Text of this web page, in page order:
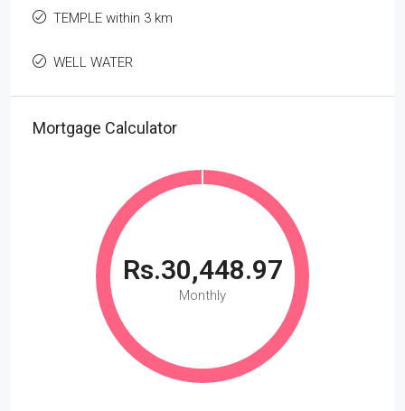
TEMPLE within 3 km
WELL WATER
Mortgage Calculator
Rs.30,448.97
Monthly